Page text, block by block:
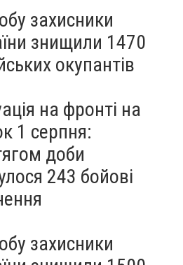
захисники
знищили 1470
окупантів
на фронті на
1 серпня:
доби
243 бойові
захисники